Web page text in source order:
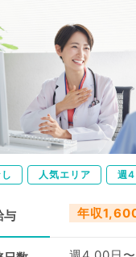
人気エリア 週4
与 年収